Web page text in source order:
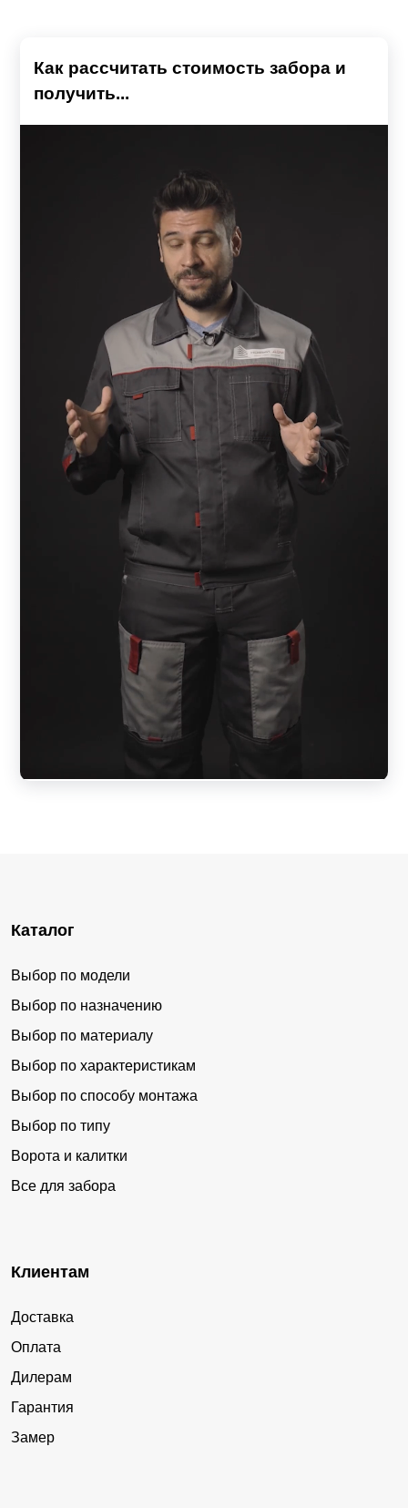
Как рассчитать стоимость забора и
получить...
Каталог
Выбор по модели
Выбор по назначению
Выбор по материалу
Выбор по характеристикам
Выбор по способу монтажа
Выбор по типу
Ворота и калитки
Все для забора
Клиентам
Доставка
Оплата
Дилерам
Гарантия
Замер